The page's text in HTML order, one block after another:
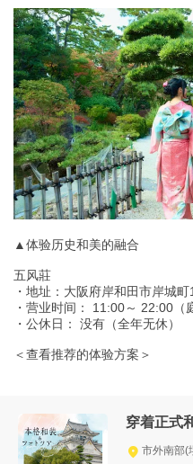
▲体验历史和美的融合
五风莊
・地址：大阪府岸和田市岸城町
・营业时间： 11:00～ 22:00（
・公休日： 没有（全年无休）
＜查看推荐的体验方案＞
穿着正式
市外南部(